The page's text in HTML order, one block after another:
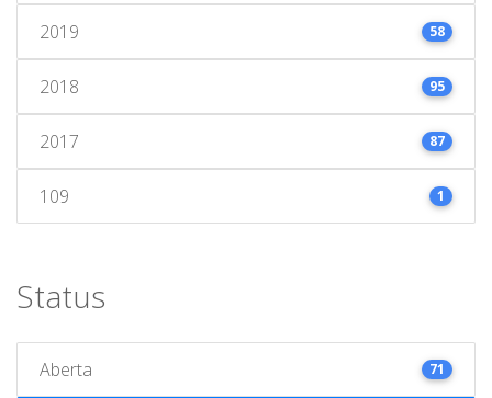
2019 58
2018 95
2017 87
109 1
Status
Aberta 71